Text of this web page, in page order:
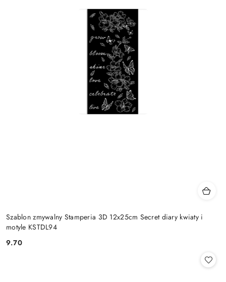
Szablon zmywalny Stamperia 3D 12x25cm Secret diary kwiaty i
motyle KSTDL94
Cena:
9.70